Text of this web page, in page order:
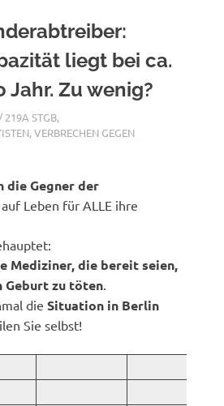
liegt bei ca.
Jahr. Zu wenig?
219A STGB,
,VERBRECHEN GEGEN
Gegner der
auf Leben für ALLE ihre
Mediziner, die bereit seien,
Geburt zu töten.
dieSituation in Berlin
Sie selbst!